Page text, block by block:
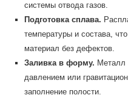
системы отвода газов.
Подготовка сплава.
температуры и состава,
материал без дефектов.
Заливка в форму. Металл
давлением или
заполнение полости.